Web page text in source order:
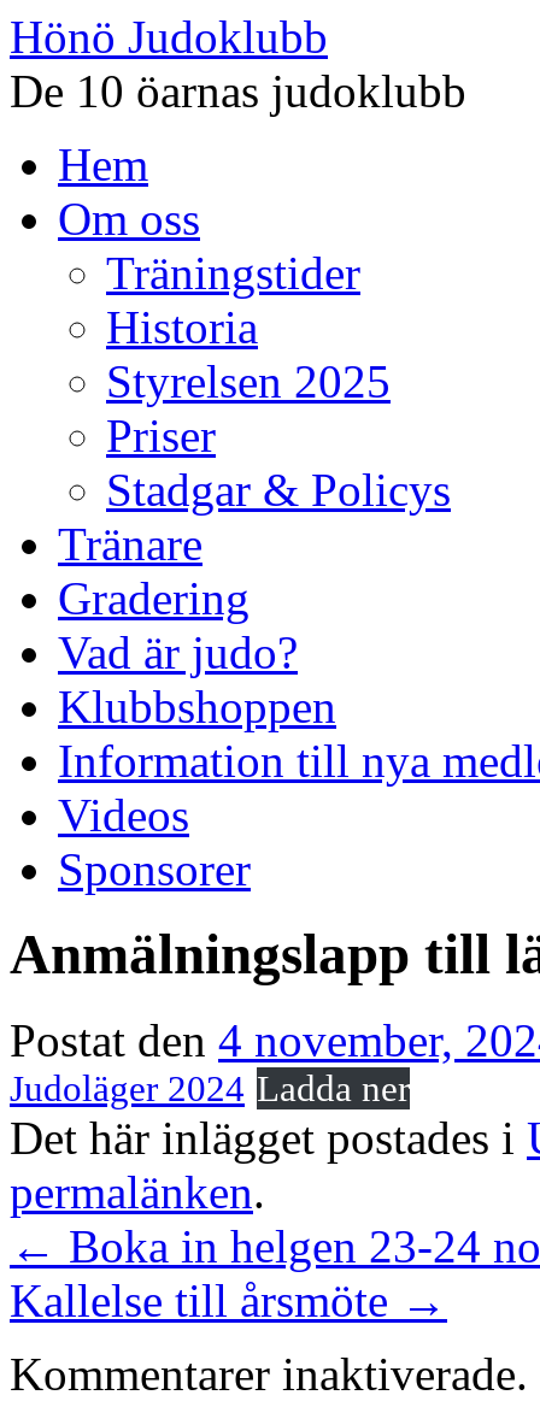
Hönö Judoklubb
De 10 öarnas judoklubb
till
innehållHem
Om oss
Träningstider
Historia
Styrelsen 2025
Priser
Stadgar & Policys
Tränare
Gradering
Vad är judo?
Klubbshoppen
Information till nya
Videos
Sponsorer
Anmälningslapp till
Postat den 4 november,
Judoläger 2024 Ladda ner
Det här inlägget postades i
permalänken.
← Boka in helgen 23-24
Kallelse till årsmöte →
Kommentarer inaktiverade.